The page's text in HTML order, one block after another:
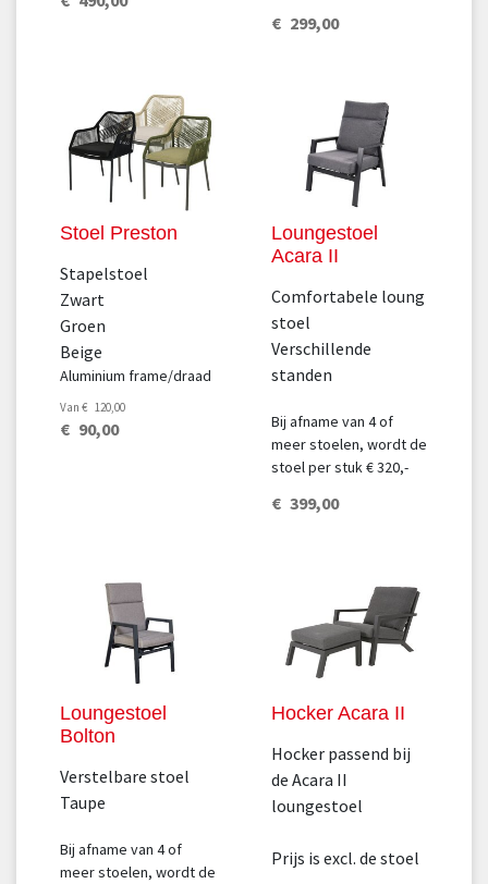
€ 299,00
Stoel Preston
Stapelstoel
Zwart
Groen
Beige
Aluminium frame/draad
Van € 120,00
€ 90,00
Loungestoel
Acara II
Comfortabele loung
stoel
Verschillende
standen
Bij afname van 4 of
meer stoelen, wordt de
stoel per stuk € 320,-
€ 399,00
Loungestoel
Bolton
Verstelbare stoel
Taupe
Bij afname van 4 of
meer stoelen, wordt de
Hocker Acara II
Hocker passend bij
de Acara II
loungestoel
Prijs is excl. de stoel